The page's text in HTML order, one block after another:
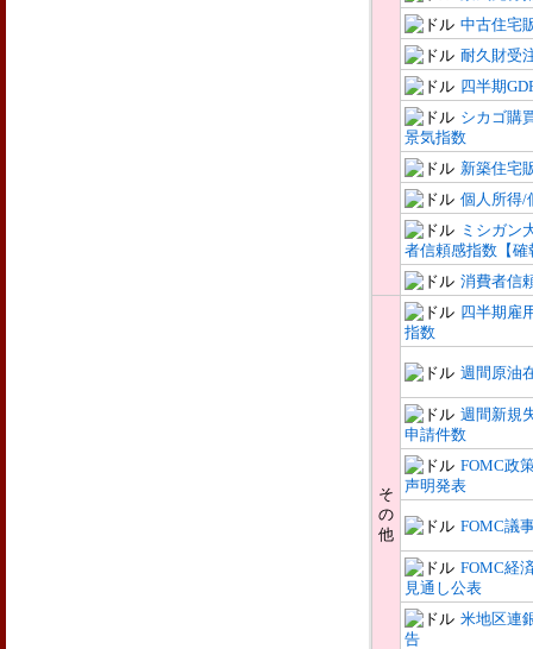
中古住宅
耐久財受
四半期
シカゴ購
景気指数
新築住宅
個人所得/
ミシガン
者信頼感指数【確
消費者信
そ
の
他
四半期雇
指数
週間原油
週間新規
申請件数
FOMC政
声明発表
FOMC議
FOMC経
見通し公表
米地区連
告